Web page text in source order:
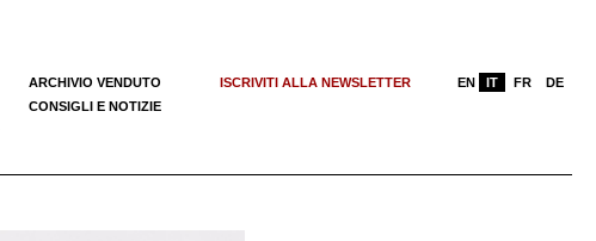
ARCHIVIO VENDUTO
ISCRIVITI ALLA NEWSLETTER
CONSIGLI E NOTIZIE
EN IT FR DE